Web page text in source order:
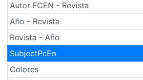
Autor FCEN - Revista
Año - Revista
Revista - Año
SubjectPcEn
Colores